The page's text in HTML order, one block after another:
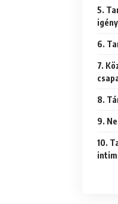
5.
6.
7.
8.
9.
10.